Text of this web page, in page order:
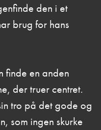
den i et
brug for hans
finde en anden
der truer centret.
tro på det gode og
som ingen skurke